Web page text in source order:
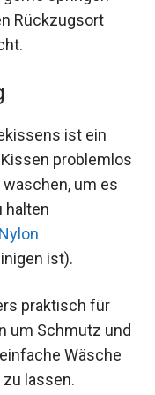
Rückzugsort
ist ein
problemlos
um es
halten
ist).
praktisch für
um Schmutz und
Wäsche
lassen.